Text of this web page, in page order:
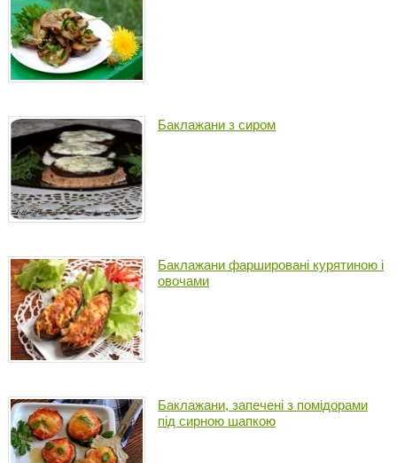
Баклажани з сиром
Баклажани фаршировані курятиною і
овочами
Баклажани, запечені з помідорами
під сирною шапкою